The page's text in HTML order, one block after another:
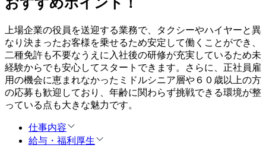
上場企業の役員を送迎する業務で、タクシーやハイヤーと異
なり決まったお客様を乗せるため安定して働くことができ、
二種免許も不要なうえに入社後の研修が充実しているため未
経験からでも安心してスタートできます。さらに、正社員雇
用の機会に恵まれなかったミドルシニア層や６０歳以上の方
の応募も歓迎しており、年齢に関わらず挑戦できる環境が整
っている点も大きな魅力です。
仕事内容
給与・福利厚生